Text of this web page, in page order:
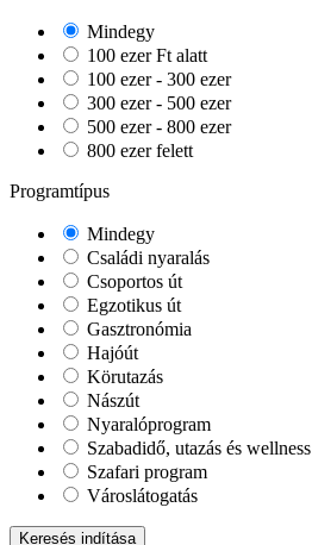
Mindegy
100 ezer Ft alatt
100 ezer - 300 ezer
300 ezer - 500 ezer
500 ezer - 800 ezer
800 ezer felett
Programtípus
Mindegy
Családi nyaralás
Csoportos út
Egzotikus út
Gasztronómia
Hajóút
Körutazás
Nászút
Nyaralóprogram
Szabadidő, utazás és wellness
Szafari program
Városlátogatás
Keresés indítása